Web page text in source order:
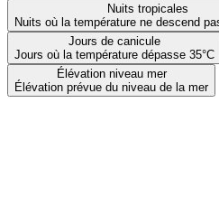
Nuits tropicales
Nuits où la température ne descend
Jours de canicule
Jours où la température dépasse 35°C
Élévation niveau mer
Élévation prévue du niveau de la mer